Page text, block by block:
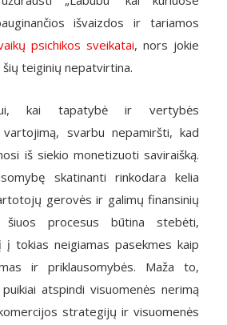
išvaizdos ir tariamos
psichikos sveikatai, nors jokie
teiginių nepatvirtina.
kai tapatybė ir vertybės
svarbu nepamiršti, kad
iš siekio monetizuoti saviraišką.
skatinanti rinkodara kelia
gerovės ir galimų finansinių
šiuos procesus būtina stebėti,
į tokias neigiamas pasekmes kaip
ir priklausomybės. Maža to,
atspindi visuomenės nerimą
strategijų ir visuomenės